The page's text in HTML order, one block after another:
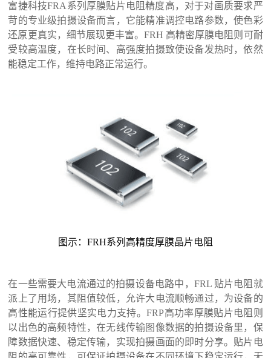
富捷科技FRA系列厚膜贴片电阻精度高，对于对画质要求严
苛的专业级拍摄设备而言，它能精准调控电路参数，使色彩
还原更真实，细节展现更丰富。FRH 高精密厚膜电阻则可耐
受较高温度，在长时间、高强度拍摄致使设备发热时，依然
能稳定工作，维持电路正常运行。
图示： FRH系列高精度厚膜晶片电阻
在一些需要大电流通过的拍摄设备电路中， FRL 贴片电阻就
派上了用场，其阻值较低，允许大电流顺畅通过，为设备的
高性能运行提供坚实电力支持。FRP高功率厚膜贴片电阻则
以出色的高频特性，在无线传输图像数据的拍摄设备里，保
障数据快速、稳定传输，实现拍摄画面的即时分享。贴片电